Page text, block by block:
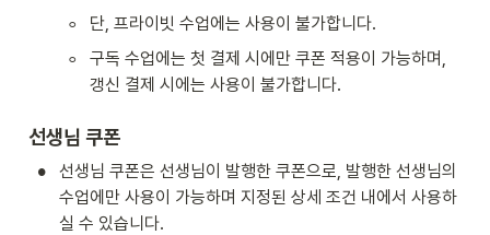
◦ 단, 프라이빗 수업에는 사용이 불가합니다.
◦
구독 수업에는 첫 결제 시에만 쿠폰 적용이 가능하며,
갱신 결제 시에는 사용이 불가합니다.
선생님 쿠폰
•
선생님 쿠폰은 선생님이 발행한 쿠폰으로, 발행한 선생님의
수업에만 사용이 가능하며 지정된 상세 조건 내에서 사용하
실 수 있습니다.